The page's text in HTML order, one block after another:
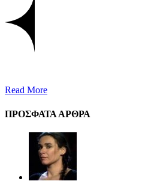
Read More
ΠΡΟΣΦΑΤΑ ΑΡΘΡΑ